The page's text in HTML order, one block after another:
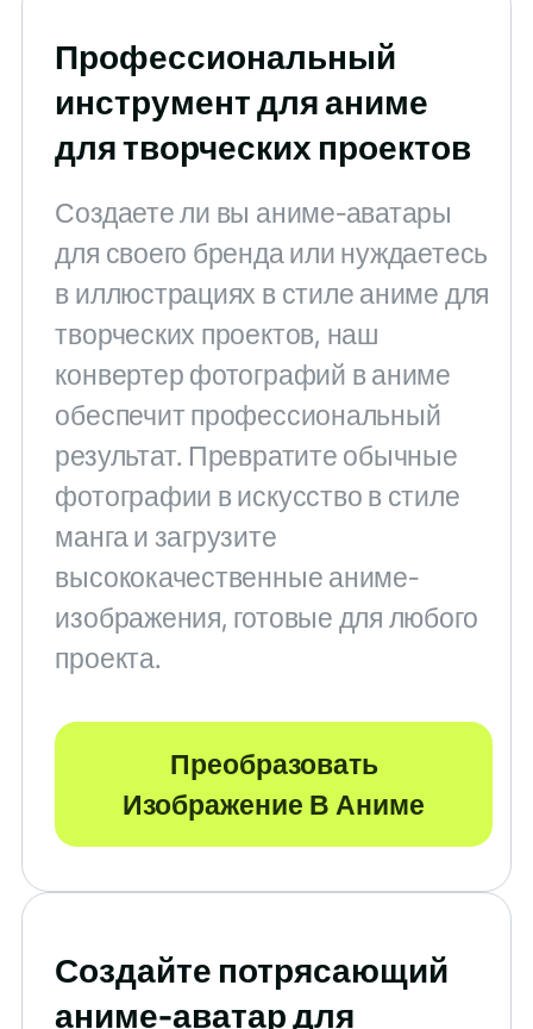
Профессиональный
инструмент для аниме
для творческих проектов
Создаете ли вы аниме-аватары
для своего бренда или нуждаетесь
в иллюстрациях в стиле аниме для
творческих проектов, наш
конвертер фотографий в аниме
обеспечит профессиональный
результат. Превратите обычные
фотографии в искусство в стиле
манга и загрузите
высококачественные аниме-
изображения, готовые для любого
проекта.
Преобразовать
Изображение В Аниме
Создайте потрясающий
аниме-аватар для